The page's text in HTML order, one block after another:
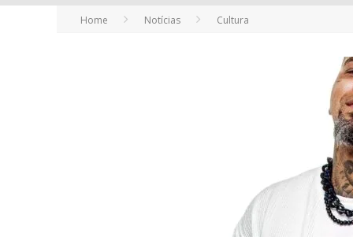
YAN TRAZ A TURNÊ NACIONAL DO
Home Notícias Cultura